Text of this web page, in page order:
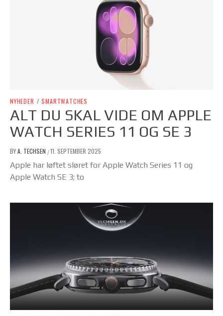
NYHEDER / SMARTWATCHES
ALT DU SKAL VIDE OM APPLE
WATCH SERIES 11 OG SE 3
BYA. TECHSEN /11. SEPTEMBER 2025
Apple har løftet sløret for Apple Watch Series 11 og
Apple Watch SE 3; to